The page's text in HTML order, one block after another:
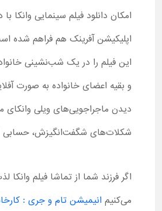
امکان دانلود فیلم سینمایی وانکا
اپلیکیشن آفرینک هم فراهم شده
این فیلم را در یک شب‌نشینی
و بقیه اعضای خانواده به صورت
دیدن ماجراجویی‌های ویلی وانکای
شکلات‌های شگفت‌انگیزش، حسابی
اگر فرزند شما از تماشا فیلم وانکا
می‌کنیم انیمیشن تام و جری :